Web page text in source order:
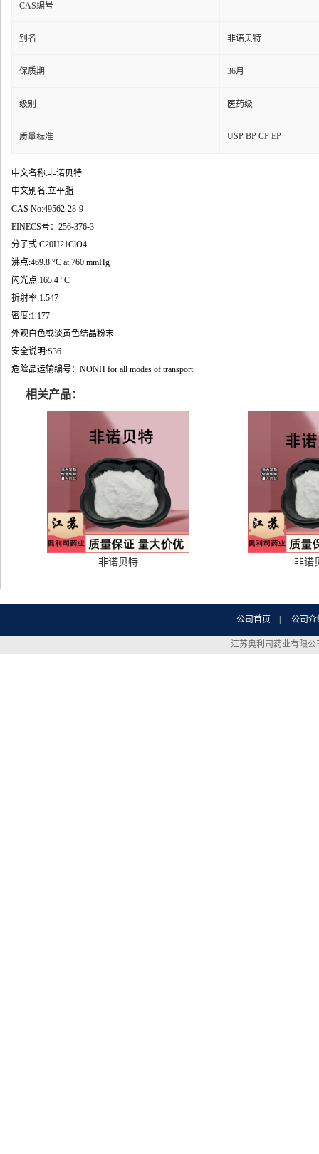
CAS编号
别名 非诺贝特
保质期 36月
级别 医药级
质量标准 USP BP CP EP
中文名称:非诺贝特
中文别名:立平脂
CAS No:49562-28-9
EINECS号：256-376-3
分子式:C20H21ClO4
沸点:469.8 °C at 760 mmHg
闪光点:165.4 °C
折射率:1.547
密度:1.177
外观白色或淡黄色结晶粉末
安全说明:S36
危险品运输编号：NONH for all modes of transport
相关产品：
非诺贝特 非诺
公司首页 公司介
江苏奥利司药业有限公